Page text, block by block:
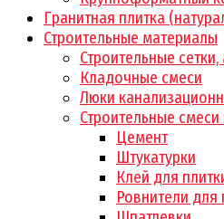
Гранитная плитка
Строительные материалы
Строительные
Кладочные смеси
Люки
Строительные смеси
Цемент
Штукатурки
Клей для
Ровнители для